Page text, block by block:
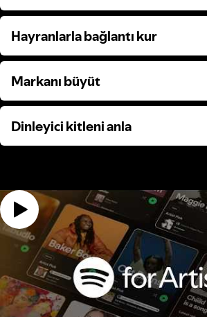
Hayranlarla bağlantı kur
Hayranlarla bağlantı kur
Markanı büyüt
Markanı büyüt
Dinleyici kitleni anla
Dinleyici kitleni anla